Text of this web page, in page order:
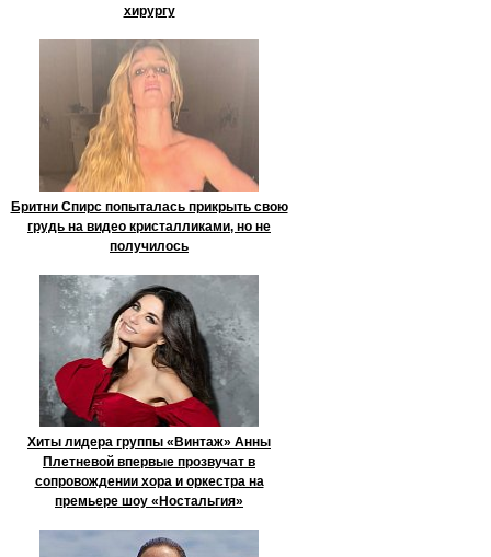
хирургу
Бритни Спирс попыталась прикрыть свою
грудь на видео кристалликами, но не
получилось
Хиты лидера группы «Винтаж» Анны
Плетневой впервые прозвучат в
сопровождении хора и оркестра на
премьере шоу «Ностальгия»